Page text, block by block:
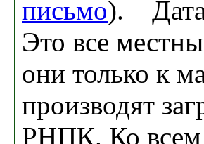
письмо).
Это все
они только к
производят
РНПК. Ко всем